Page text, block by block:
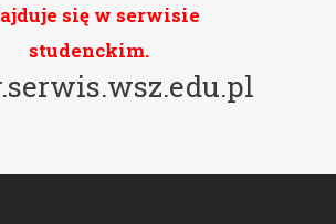
się w serwisie
studenckim.